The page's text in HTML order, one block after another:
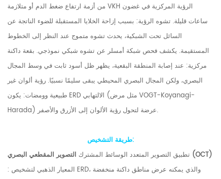
من أزمة ارتفاع ضغط الدم أو متلازمة VKH الرؤية المركزية في غضون
ساعات قليلة. تشوه الرؤية: بسبب إزاحة الخلايا المستقبلة للضوء الناتجة عن
السائل تحت الشبكية، يحدث تشوه متموج عند النظر إلى الخطوط
المستقيمة. يكشف فحص شبكة أمسلر عن تشوه شبكي نموذجي. بقعة داكنة
مركزية: عند إصابة المنطقة البقعية، يظهر ظل أسود ثابت في وسط المجال
البصري، ولكن المجال البصري المحيطي يبقى سليمًا نسبيًا. رؤية ألوان غير
طبيعية وومضات: يكون ERD الالتهابي (مثل مرض VOGT-Koyanagi-
Harada) عرضة لتحول رؤية الألوان إلى الأزرق والأصفر.
طريقة التشخيص:
تطبيق التصوير المتعدد الوسائط المشترك التصوير المقطعي البصري (OCT)
: المعيار الذهبي لتشخيص ERD، والذي يمكنه عرض مناطق داكنة منخفضة